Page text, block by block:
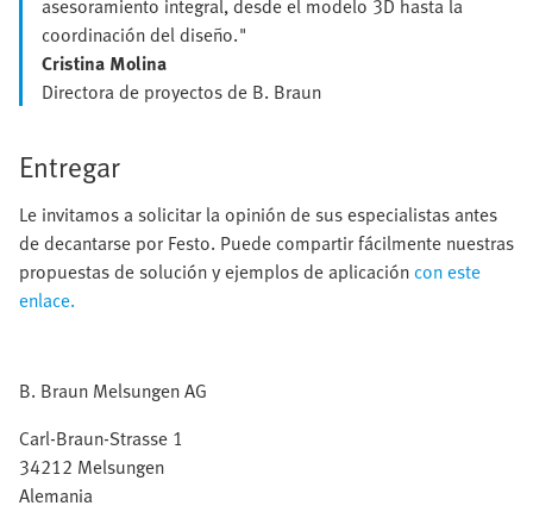
asesoramiento integral, desde el modelo 3D hasta la
coordinación del diseño."
Cristina Molina
Directora de proyectos de B. Braun
Entregar
Le invitamos a solicitar la opinión de sus especialistas antes
de decantarse por Festo. Puede compartir fácilmente nuestras
propuestas de solución y ejemplos de aplicacióncon este
enlace.
B. Braun Melsungen AG
Carl-Braun-Strasse 1
34212 Melsungen
Alemania